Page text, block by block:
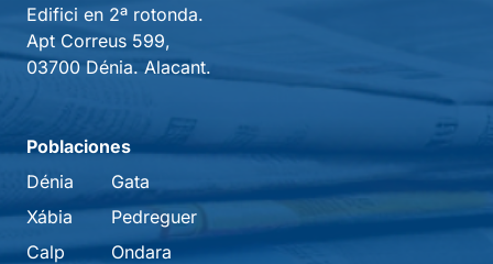
Edifici en 2ª rotonda.
Apt Correus 599,
03700 Dénia. Alacant.
Poblaciones
Dénia
Xábia
Calp
Gata
Pedreguer
Ondara